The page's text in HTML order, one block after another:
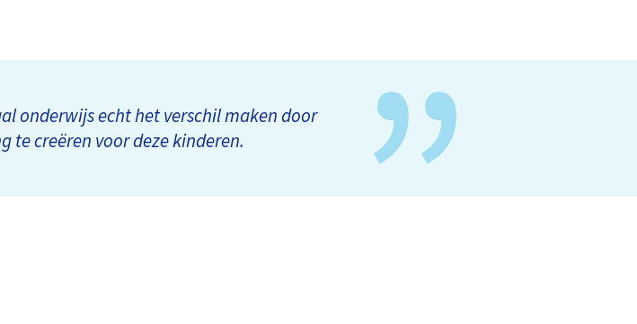
onderwijs echt het verschil maken door
te creëren voor deze kinderen.